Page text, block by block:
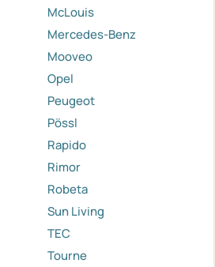
McLouis
Mercedes-Benz
Mooveo
Opel
Peugeot
Pössl
Rapido
Rimor
Robeta
Sun Living
TEC
Tourne